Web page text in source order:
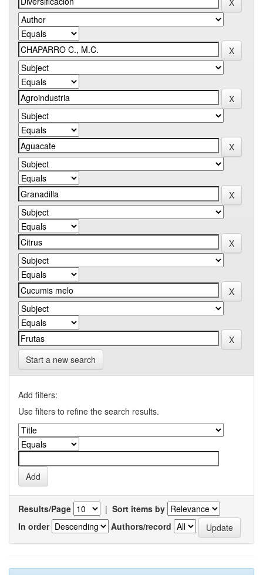
Start a new search
Add filters:
Use filters to refine the search results.
Results/Page | Sort items by
In order
Authors/record